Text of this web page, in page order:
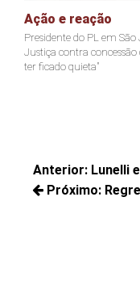
Ação e reação
Presidente do PL em
Justiça contra
ter ficado quieta"
de
Anterior:
Posts
Lunelli
Próximo: